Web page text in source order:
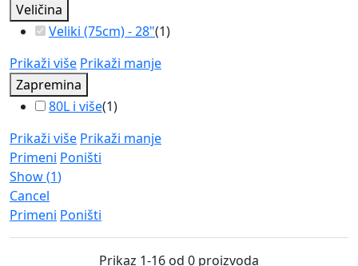
Veličina
Veliki (75cm) - 28"(1)
Prikaži više Prikaži manje
Zapremina
80L i više(1)
Prikaži više Prikaži manje
Primeni Poništi
Show(1)
Cancel
Primeni Poništi
Prikaz 1-16 od 0 proizvoda